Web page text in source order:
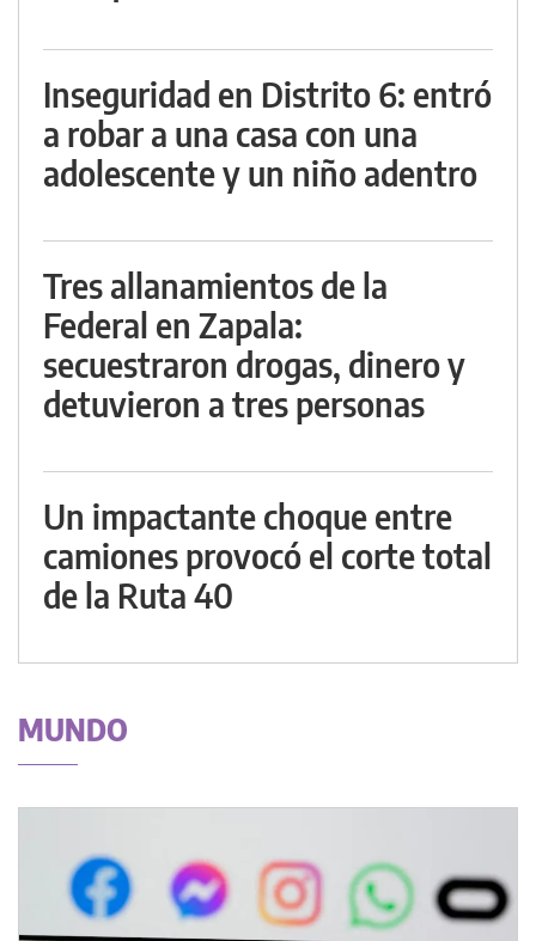
Inseguridad en Distrito 6: entró
a robar a una casa con una
adolescente y un niño adentro
Tres allanamientos de la
Federal en Zapala:
secuestraron drogas, dinero y
detuvieron a tres personas
Un impactante choque entre
camiones provocó el corte total
de la Ruta 40
MUNDO